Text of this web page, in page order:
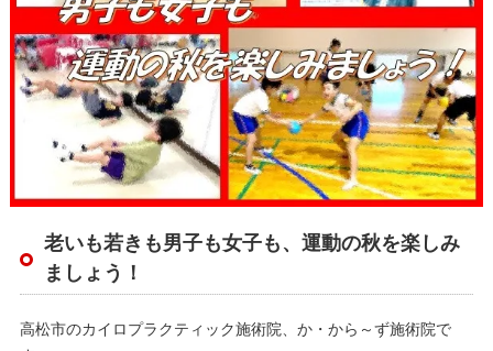
老いも若きも男子も女子も、運動の秋を楽しみ
ましょう！
高松市のカイロプラクティック施術院、か・から～ず施術院で